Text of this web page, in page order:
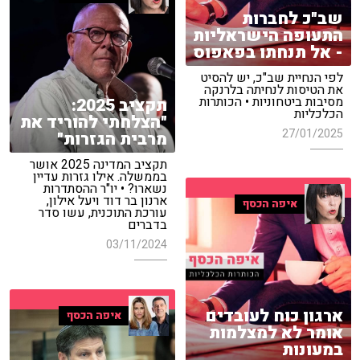
שב"כ לחברות
התעופה הישראליות
- אל תנחתו בפאפוס
לפי הנחיית שב"כ, יש להסיט
את הטיסות לנחיתה בלרנקה
מסיבות ביטחוניות • הכותרות
הכלכליות
27/01/2025
תקציב 2025:
"הצלחתי להוריד את
מרבית הגזרות"
תקציב המדינה 2025 אושר
בממשלה. אילו גזרות עדיין
נשארו? • יו"ר ההסתדרות
ארנון בר דוד ויעל אילון,
עורכת התוכנית, עשו סדר
בדברים
03/11/2024
איפה הכסף
ארגון כוח לעובדים
אומר לא למצלמות
במעונות
איפה הכסף